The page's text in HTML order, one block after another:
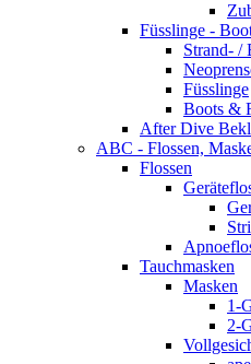
Füsslinge -
Strand- /
Füsslinge
Boots &
After Dive
ABC - Flossen,
Flossen
Tauchmasken
Masken
1-
2-